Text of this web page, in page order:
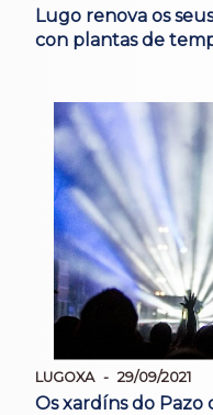
Lugo renova os
con plantas de
LUGOXA 29/09/2021
Os xardíns do Pazo